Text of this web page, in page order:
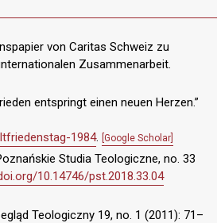
von Caritas Schweiz zu
Zusammenarbeit.
entspringt einen neuen Herzen.”
1984. [Google Scholar]
Studia Teologiczne, no. 33
10.14746/pst.2018.33.04
Teologiczny 19, no. 1 (2011): 71–